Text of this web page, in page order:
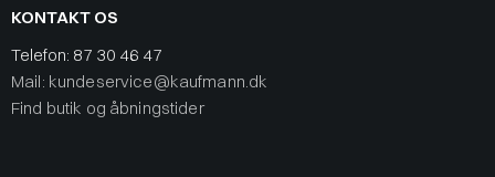
KONTAKT OS
Telefon: 87 30 46 47
Mail: kundeservice@kaufmann.dk
Find butik og åbningstider